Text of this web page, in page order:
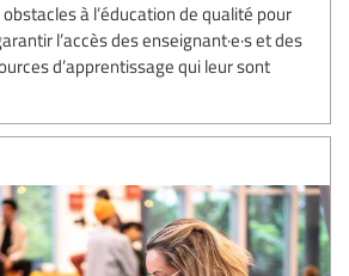
à l’éducation de qualité pour
l’accès des enseignant·e·s et des
d’apprentissage qui leur sont